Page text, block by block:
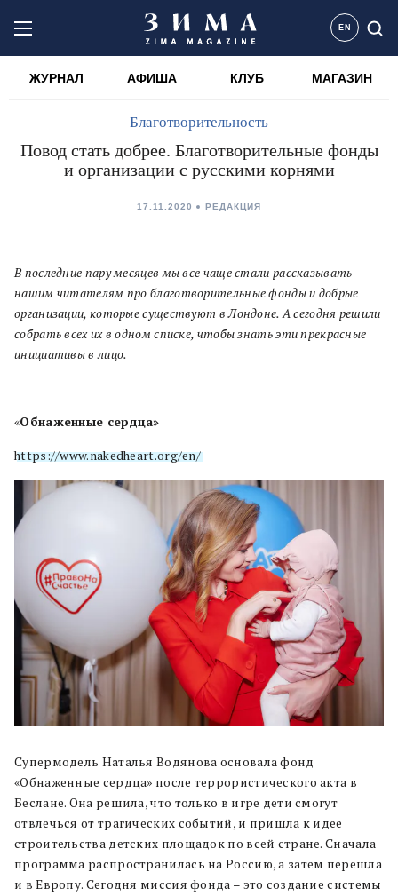
EN
ЖУРНАЛ АФИША КЛУБ МАГАЗИН
Благотворительность
Повод стать добрее. Благотворительные фонды
и организации с русскими корнями
17.11.2020 РЕДАКЦИЯ
В последние пару месяцев мы все чаще стали рассказывать
нашим читателям про благотворительные фонды и добрые
организации, которые существуют в Лондоне. А сегодня решили
собрать всех их в одном списке, чтобы знать эти прекрасные
инициативы в лицо.
«Обнаженные сердца»
https://www.nakedheart.org/en/
Супермодель Наталья Водянова основала фонд
«Обнаженные сердца» после террористического акта в
Беслане. Она решила, что только в игре дети смогут
отвлечься от трагических событий, и пришла к идее
строительства детских площадок по всей стране. Сначала
программа распространилась на Россию, а затем перешла
и в Европу. Сегодня миссия фонда – это создание системы